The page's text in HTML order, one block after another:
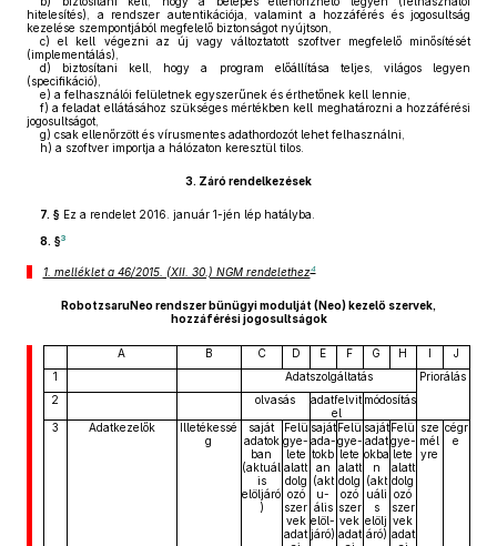
hitelesítés), a rendszer autentikációja, valamint a hozzáférés és jogosultság
kezelése szempontjából megfelelő biztonságot nyújtson,
c) el kell végezni az új vagy változtatott szoftver megfelelő minősítését
(implementálás),
d) biztosítani kell, hogy a program előállítása teljes, világos legyen
(specifikáció),
e) a felhasználói felületnek egyszerűnek és érthetőnek kell lennie,
f) a feladat ellátásához szükséges mértékben kell meghatározni a hozzáférési
jogosultságot,
g) csak ellenőrzött és vírusmentes adathordozót lehet felhasználni,
h) a szoftver importja a hálózaton keresztül tilos.
3. Záró rendelkezések
7. § Ez a rendelet 2016. január 1-jén lép hatályba.
8. §3
1. melléklet a 46/2015. (XII. 30.) NGM rendelethez4
RobotzsaruNeo rendszer bűnügyi modulját (Neo) kezelő szervek,
hozzáférési jogosultságok
A B C D E F G H I
J
1
Adatszolgáltatás
Priorálás
2
olvasás
adatfelvit
el
módosítás
3 Adatkezelők
Illetékessé
g
saját
adatok
ban
(aktuál
is
elöljáró
)
Felü
gye-
lete
alatt
dolg
ozó
szer
vek
adat
saját
ada-
tokb
an
(akt
u-
ális
elöl-
járó)
Felü
gye-
lete
alatt
dolg
ozó
szer
vek
adat
saját
adat
okba
n
(akt
uáli
s
elölj
áró)
Felü
gye-
lete
alatt
dolg
ozó
szer
vek
adat
sze
mél
yre
cégr
e